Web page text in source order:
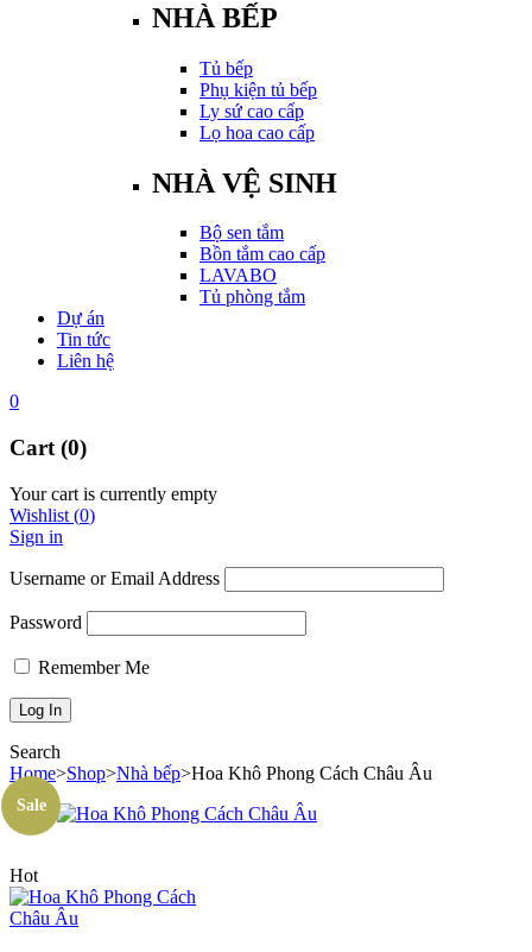
NHÀ BẾP
Tủ bếp
Phụ kiện tủ bếp
Ly sứ cao cấp
Lọ hoa cao cấp
NHÀ VỆ SINH
Bộ sen tắm
Bồn tắm cao cấp
LAVABO
Tủ phòng tắm
Dự án
Tin tức
Liên hệ
0
Cart (0)
Your cart is currently empty
Wishlist (0)
Sign in
Username or Email Address
Password
Remember Me
Search
Home>Shop>Nhà bếp>Hoa Khô Phong Cách Châu Âu
Hot
Sale